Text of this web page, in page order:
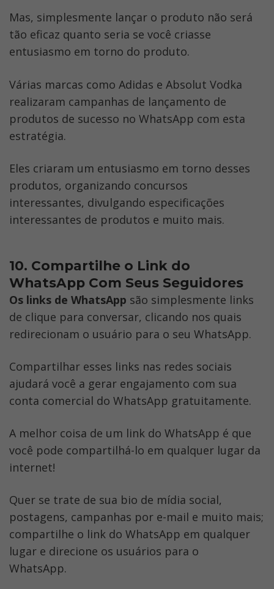
Mas, simplesmente lançar o produto não será
tão eficaz quanto seria se você criasse
entusiasmo em torno do produto.
Várias marcas como Adidas e Absolut Vodka
realizaram campanhas de lançamento de
produtos de sucesso no WhatsApp com esta
estratégia.
Eles criaram um entusiasmo em torno desses
produtos, organizando concursos
interessantes, divulgando especificações
interessantes de produtos e muito mais.
10. Compartilhe o Link do
WhatsApp Com Seus Seguidores
Os links de WhatsApp são simplesmente links
de clique para conversar, clicando nos quais
redirecionam o usuário para o seu WhatsApp.
Compartilhar esses links nas redes sociais
ajudará você a gerar engajamento com sua
conta comercial do WhatsApp gratuitamente.
A melhor coisa de um link do WhatsApp é que
você pode compartilhá-lo em qualquer lugar da
internet!
Quer se trate de sua bio de mídia social,
postagens, campanhas por e-mail e muito mais;
compartilhe o link do WhatsApp em qualquer
lugar e direcione os usuários para o
WhatsApp.